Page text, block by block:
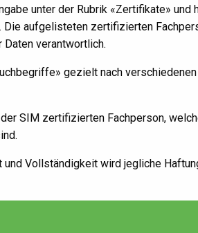
unter der Rubrik «Zertifikate» und
Die aufgelisteten zertifizierten
verantwortlich.
gezielt nach verschiedenen
SIM zertifizierten Fachperson,
und Vollständigkeit wird jegliche